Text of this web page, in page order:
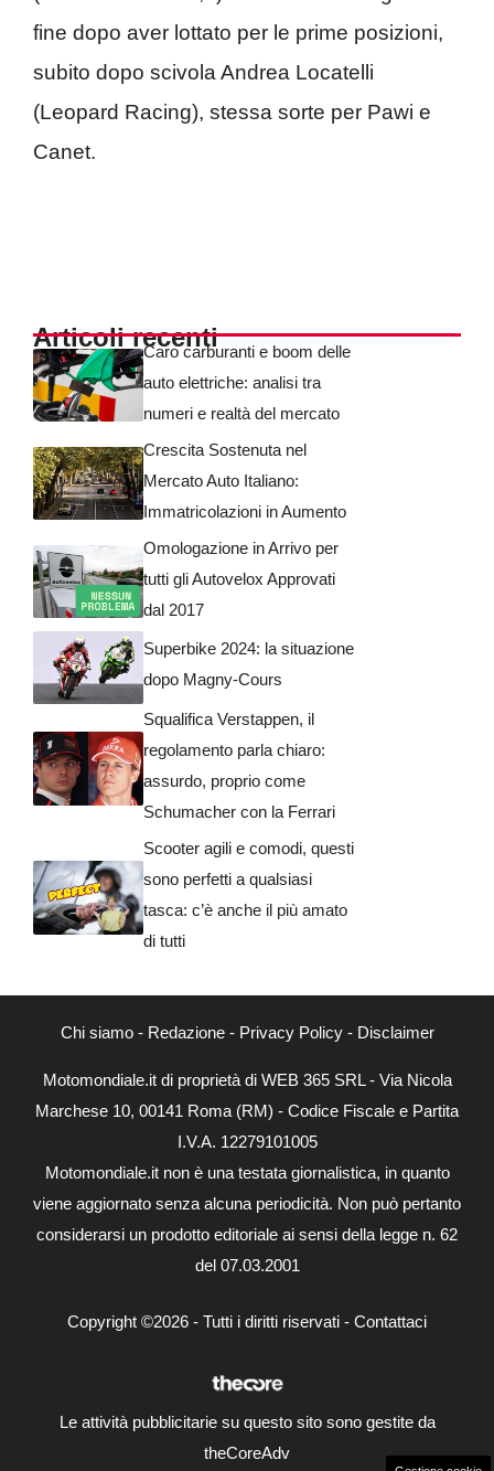
fine dopo aver lottato per le prime posizioni,
subito dopo scivola Andrea Locatelli
(Leopard Racing), stessa sorte per Pawi e
Canet.
Articoli recentiCaro carburanti e boom delle
auto elettriche: analisi tra
numeri e realtà del mercato
Crescita Sostenuta nel
Mercato Auto Italiano:
Immatricolazioni in Aumento
Omologazione in Arrivo per
tutti gli Autovelox Approvati
dal 2017
Superbike 2024: la situazione
dopo Magny-Cours
Squalifica Verstappen, il
regolamento parla chiaro:
assurdo, proprio come
Schumacher con la Ferrari
Scooter agili e comodi, questi
sono perfetti a qualsiasi
tasca: c’è anche il più amato
di tutti
Chi siamo- Redazione- Privacy Policy- Disclaimer
Motomondiale.it di proprietà di WEB 365 SRL - Via Nicola
Marchese 10, 00141 Roma (RM) - Codice Fiscale e Partita
I.V.A. 12279101005
Motomondiale.it non è una testata giornalistica, in quanto
viene aggiornato senza alcuna periodicità. Non può pertanto
considerarsi un prodotto editoriale ai sensi della legge n. 62
del 07.03.2001
Copyright ©2026 - Tutti i diritti riservati - Contattaci
Le attività pubblicitarie su questo sito sono gestite da
theCoreAdv